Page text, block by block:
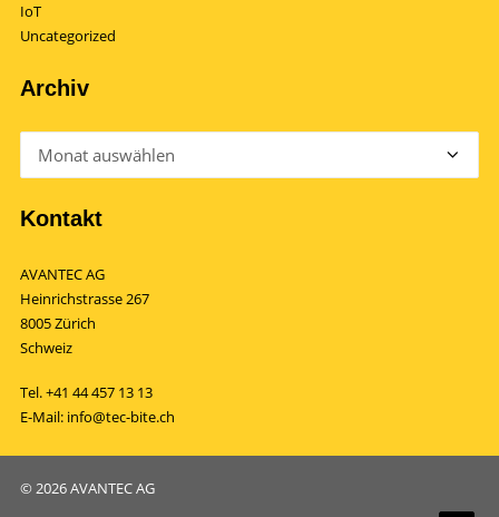
IoT
Uncategorized
Archiv
Kontakt
AVANTEC AG
Heinrichstrasse 267
8005 Zürich
Schweiz
Tel.+41 44 457 13 13
E-Mail: info@tec-bite.ch
© 2026 AVANTEC AG